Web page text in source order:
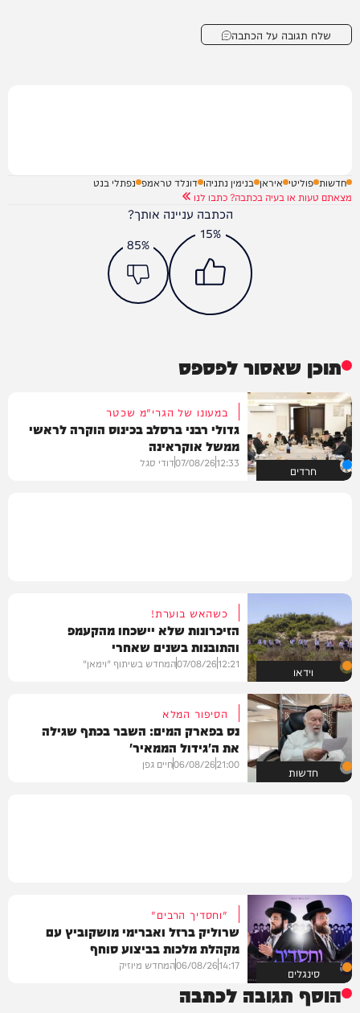
שלח תגובה על הכתבה
חדשות פוליטי איראן בנימין נתניהו דונלד טראמפ נפתלי בנט
מצאתם טעות או בעיה בכתבה? כתבו לנו
הכתבה עניינה אותך?
15%
85%
תוכן שאסור לפספס
חרדים
במעונו של הגרי"מ שכטר
גדולי רבני ברסלב בכינוס הוקרה לראשי
ממשל אוקראינה
12:33
07/08/26דודי סגל
וידאו
כשהאש בוערת!
הזיכרונות שלא יישכחו מהקעמפ
והתובנות בשנים שאחרי
12:21
07/08/26המחדש בשיתוף "וימאן"
חדשות
הסיפור המלא
נס בפארק המים: השבר בכתף שגילה
את ה'גידול הממאיר'
21:00
06/08/26חיים גפן
סינגלים
"וחסדיך הרבים"
שרוליק ברזל ואברימי מושקוביץ עם
מקהלת מלכות בביצוע סוחף
14:17
06/08/26המחדש מיוזיק
הוסף תגובה לכתבה